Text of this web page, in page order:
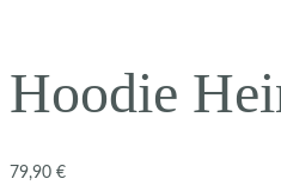
Hoodie
79,90 €